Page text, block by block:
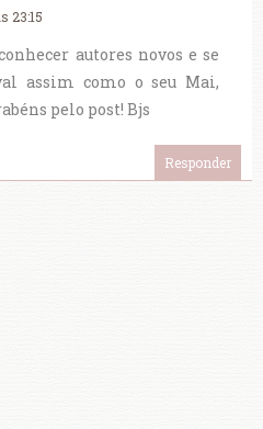
23:15
autores novos e se
assim como o seu Mai,
pelo post! Bjs
Responder